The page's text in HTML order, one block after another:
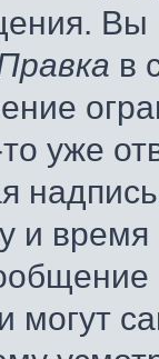
Вы
в
уже
и
могут